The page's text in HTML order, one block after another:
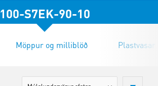
100-S7EK-90-10
Möppur og milliblöð